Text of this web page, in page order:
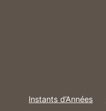
Instants d’Années